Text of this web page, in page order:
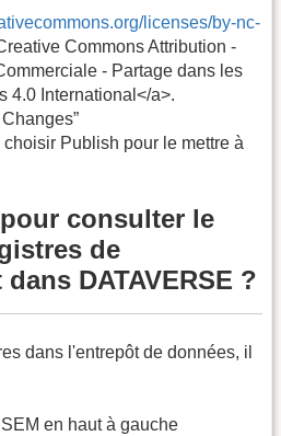
licenses/by-nc-
Commons Attribution -
- Partage dans les
4.0 International</a>.
Publish pour le mettre à
consulter le
de
DATAVERSE ?
dans l'entrepôt de données, il
en haut à gauche